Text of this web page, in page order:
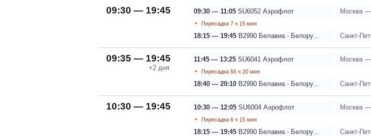
09:30 — 19:45 09:30 — 11:05 SU6052 Аэрофлот
Пересадка 7 ч 15 мин
18:15 — 19:45 B2990 Белавиа - Белорусские авиалинии
09:35 — 19:45
+2 дня
11:45 — 13:25 SU6041 Аэрофлот
Пересадка 55 ч 20 мин
18:40 — 20:10 B2990 Белавиа - Белорусские авиалинии
10:30 — 19:45 10:30 — 12:05 SU6004 Аэрофлот
Пересадка 6 ч 15 мин
18:15 — 19:45 B2990 Белавиа - Белорусские авиалинии